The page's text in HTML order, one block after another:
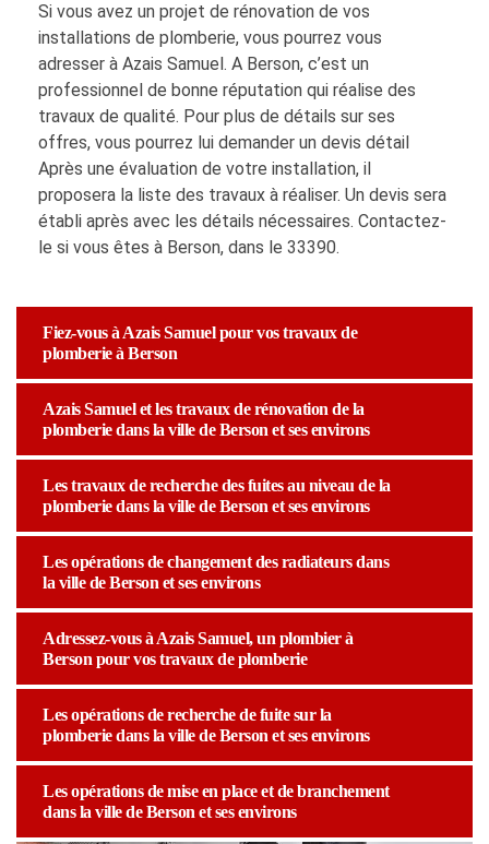
Si vous avez un projet de rénovation de vos
installations de plomberie, vous pourrez vous
adresser à Azais Samuel. A Berson, c’est un
professionnel de bonne réputation qui réalise des
travaux de qualité. Pour plus de détails sur ses
offres, vous pourrez lui demander un devis détail
Après une évaluation de votre installation, il
proposera la liste des travaux à réaliser. Un devis sera
établi après avec les détails nécessaires. Contactez-
le si vous êtes à Berson, dans le 33390.
Fiez-vous à Azais Samuel pour vos travaux de
plomberie à Berson
Azais Samuel et les travaux de rénovation de la
plomberie dans la ville de Berson et ses environs
Les travaux de recherche des fuites au niveau de la
plomberie dans la ville de Berson et ses environs
Les opérations de changement des radiateurs dans
la ville de Berson et ses environs
Adressez-vous à Azais Samuel, un plombier à
Berson pour vos travaux de plomberie
Les opérations de recherche de fuite sur la
plomberie dans la ville de Berson et ses environs
Les opérations de mise en place et de branchement
dans la ville de Berson et ses environs